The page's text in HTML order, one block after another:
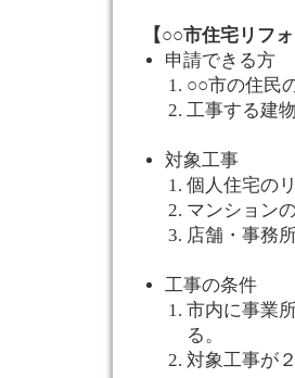
【○○市住宅リフ
申請できる方
○○市の住民
工事する建
対象工事
個人住宅の
マンション
店舗・事務
工事の条件
市内に事業
る。
対象工事が